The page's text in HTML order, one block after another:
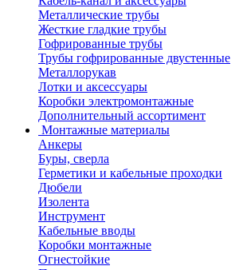
Металлические трубы
Жесткие гладкие трубы
Гофрированные трубы
Трубы гофрированные двустенные
Металлорукав
Лотки и аксессуары
Коробки электромонтажные
Дополнительный ассортимент
Монтажные материалы
Анкеры
Буры, сверла
Герметики и кабельные проходки
Дюбели
Изолента
Инструмент
Кабельные вводы
Коробки монтажные
Огнестойкие